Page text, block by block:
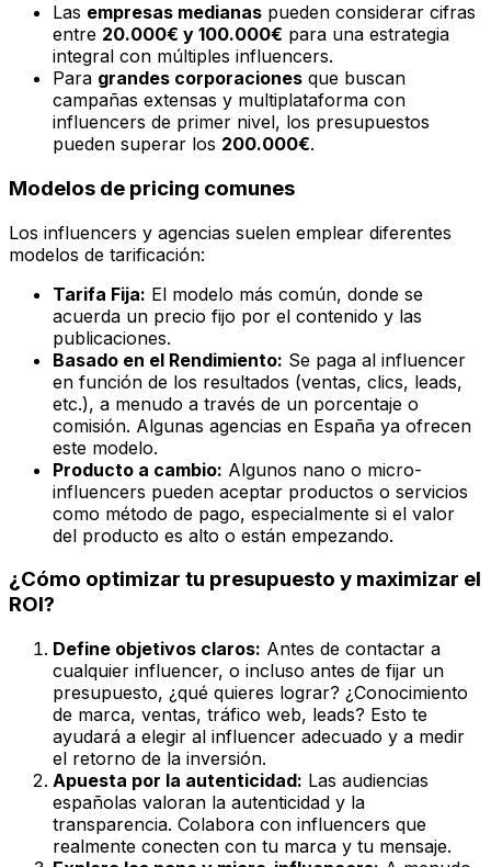
Las empresas medianas pueden considerar cifras
entre 20.000€ y 100.000€ para una estrategia
integral con múltiples influencers.
Para grandes corporaciones que buscan
campañas extensas y multiplataforma con
influencers de primer nivel, los presupuestos
pueden superar los 200.000€.
Modelos de pricing comunes
Los influencers y agencias suelen emplear diferentes
modelos de tarificación:
Tarifa Fija: El modelo más común, donde se
acuerda un precio fijo por el contenido y las
publicaciones.
Basado en el Rendimiento: Se paga al influencer
en función de los resultados (ventas, clics, leads,
etc.), a menudo a través de un porcentaje o
comisión. Algunas agencias en España ya ofrecen
este modelo.
Producto a cambio: Algunos nano o micro-
influencers pueden aceptar productos o servicios
como método de pago, especialmente si el valor
del producto es alto o están empezando.
¿Cómo optimizar tu presupuesto y maximizar el
ROI?
Define objetivos claros: Antes de contactar a
cualquier influencer, o incluso antes de fijar un
presupuesto, ¿qué quieres lograr? ¿Conocimiento
de marca, ventas, tráfico web, leads? Esto te
ayudará a elegir al influencer adecuado y a medir
el retorno de la inversión.
Apuesta por la autenticidad: Las audiencias
españolas valoran la autenticidad y la
transparencia. Colabora con influencers que
realmente conecten con tu marca y tu mensaje.